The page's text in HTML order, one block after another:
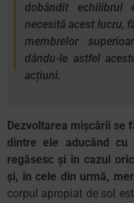
dobândit
necesită acest lucru,
membrelor
dându-le astfel
acțiuni.
Dezvoltarea mișcării se
dintre ele aducând
regăsesc și în cazul
și, în cele din urmă,
corpul apropiat de sol